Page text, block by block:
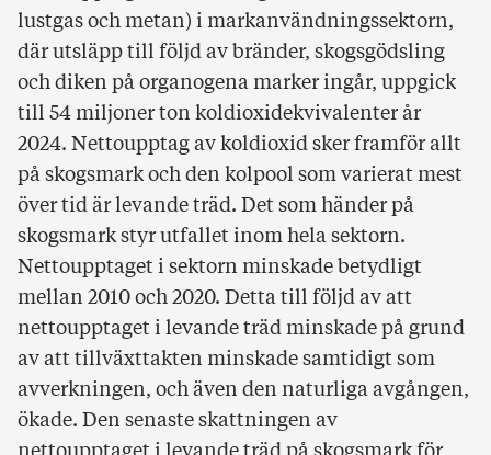
lustgas och metan) i markanvändningssektorn,
där utsläpp till följd av bränder, skogsgödsling
och diken på organogena marker ingår, uppgick
till 54 miljoner ton koldioxidekvivalenter år
2024. Nettoupptag av koldioxid sker framför allt
på skogsmark och den kolpool som varierat mest
över tid är levande träd. Det som händer på
skogsmark styr utfallet inom hela sektorn.
Nettoupptaget i sektorn minskade betydligt
mellan 2010 och 2020. Detta till följd av att
nettoupptaget i levande träd minskade på grund
av att tillväxttakten minskade samtidigt som
avverkningen, och även den naturliga avgången,
ökade. Den senaste skattningen av